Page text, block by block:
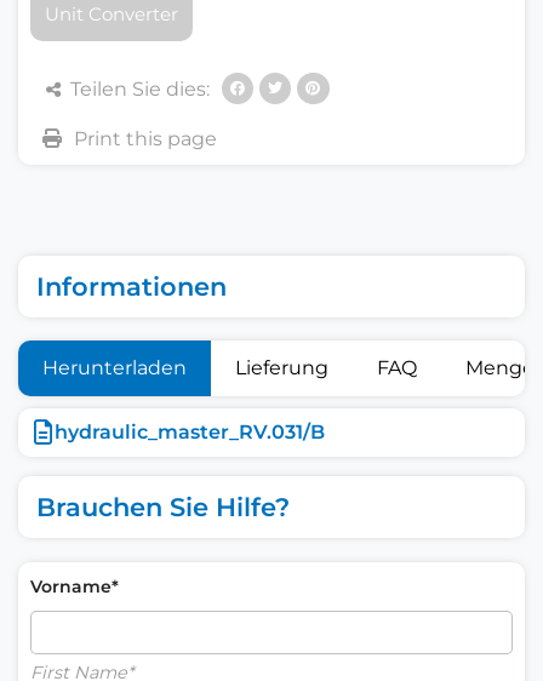
Unit Converter
Teilen Sie dies:
Informationen
Herunterladen Lieferung FAQ
hydraulic_master_RV.031/B
Brauchen Sie Hilfe?
Vorname*
First Name*